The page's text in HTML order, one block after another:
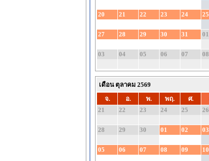
20 21 22 23 24 25
27 28 29 30 31 01
03 04 05 06 07 08
เดือน ตุลาคม 2569
จ.
อ. พ. พฤ. ศ.
21
22 23 24 25 26
28 29 30 01 02 03
05 06 07 08 09 10